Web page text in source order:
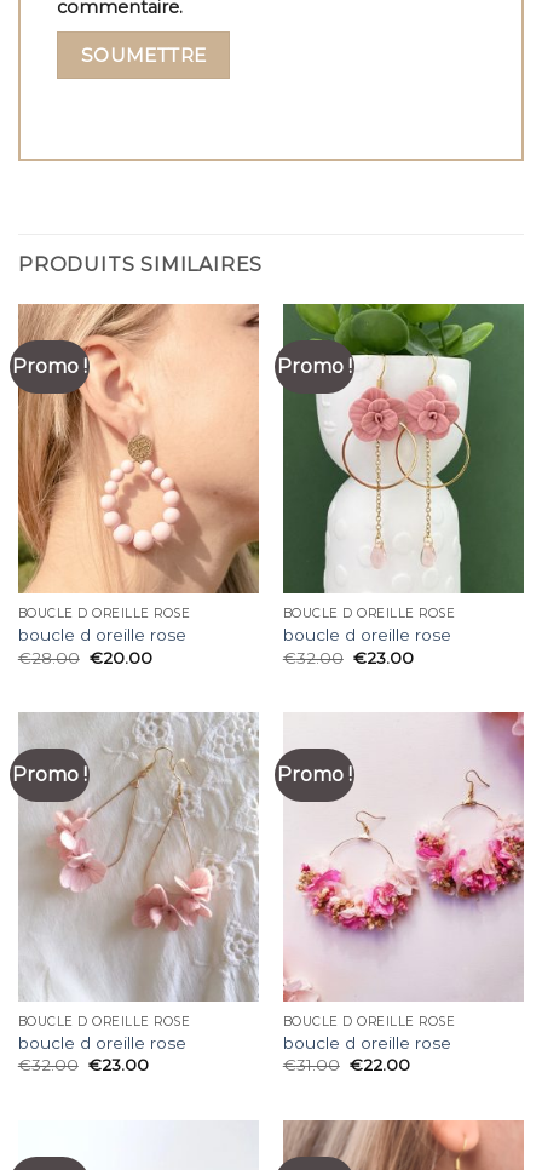
commentaire.
PRODUITS SIMILAIRES
Promo !
BOUCLE D OREILLE ROSE
boucle d oreille rose
€28.00 €20.00
Promo !
BOUCLE D OREILLE ROSE
boucle d oreille rose
€32.00 €23.00
Promo !
BOUCLE D OREILLE ROSE
boucle d oreille rose
€32.00 €23.00
Promo !
BOUCLE D OREILLE ROSE
boucle d oreille rose
€31.00 €22.00